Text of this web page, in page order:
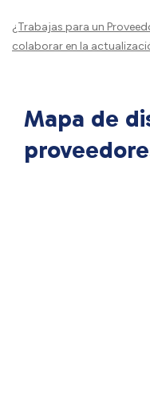
¿Trabajas para un
colaborar en la
Mapa de